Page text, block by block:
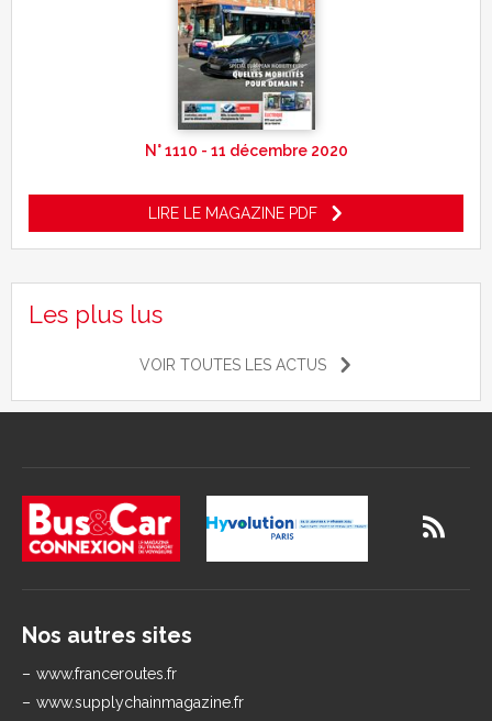
N° 1110 - 11 décembre 2020
LIRE LE MAGAZINE PDF
Les plus lus
VOIR TOUTES LES ACTUS
Nos autres sites
www.franceroutes.fr
www.supplychainmagazine.fr